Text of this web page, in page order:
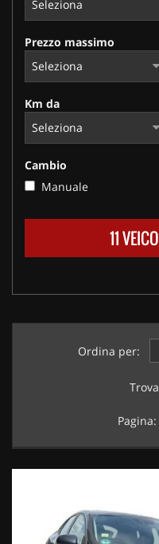
Prezzo massimo
Km da
Cambio
Manuale
11
Ordina per:
Pagina: